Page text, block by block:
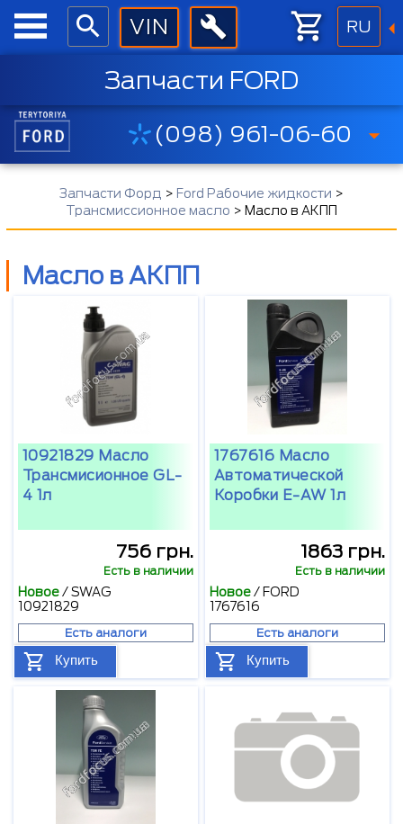
RU
Запчасти FORD
(098) 961-06-60
Запчасти Форд > Ford Рабочие жидкости >
Трансмиссионное масло > Масло в АКПП
Масло в АКПП
10921829 Масло
Трансмисионное GL-
4 1л
756 грн.
Есть в наличии
Новое/SWAG
10921829
Есть аналоги
Купить
1767616 Масло
Автоматической
Коробки E-AW 1л
1863 грн.
Есть в наличии
Новое/ FORD
1767616
Есть аналоги
Купить